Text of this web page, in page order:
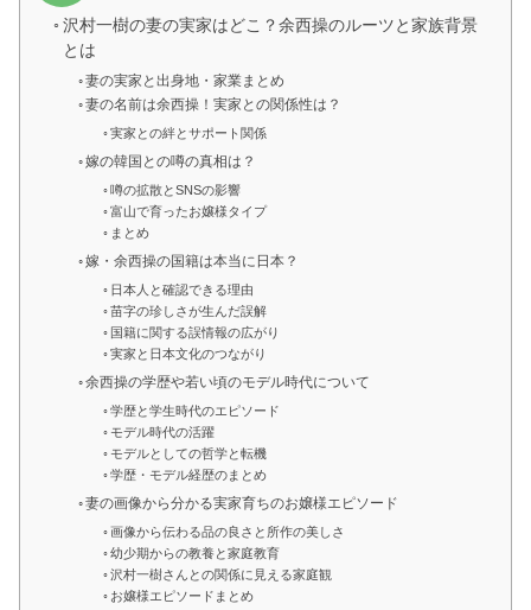
沢村一樹の妻の実家はどこ？余西操のルーツと家族背景
とは
妻の実家と出身地・家業まとめ
妻の名前は余西操！実家との関係性は？
実家との絆とサポート関係
嫁の韓国との噂の真相は？
噂の拡散とSNSの影響
富山で育ったお嬢様タイプ
まとめ
嫁・余西操の国籍は本当に日本？
日本人と確認できる理由
苗字の珍しさが生んだ誤解
国籍に関する誤情報の広がり
実家と日本文化のつながり
余西操の学歴や若い頃のモデル時代について
学歴と学生時代のエピソード
モデル時代の活躍
モデルとしての哲学と転機
学歴・モデル経歴のまとめ
妻の画像から分かる実家育ちのお嬢様エピソード
画像から伝わる品の良さと所作の美しさ
幼少期からの教養と家庭教育
沢村一樹さんとの関係に見える家庭観
お嬢様エピソードまとめ